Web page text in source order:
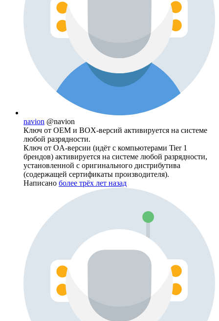
navion @navion
Ключ от OEM и BOX-версий активируется на системе
любой разрядности.
Ключ от OA-версии (идёт с компьютерами Tier 1
брендов) активируется на системе любой разрядности,
установленной с оригинального дистрибутива
(содержащей сертификаты производителя).
Написано более трёх лет назад